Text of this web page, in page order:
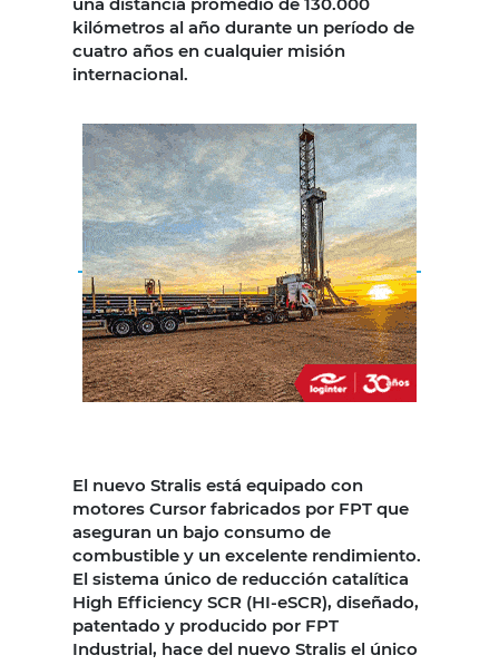
kilómetros al año durante un período de
cuatro años en cualquier misión
internacional.
El nuevo Stralis está equipado con
motores Cursor fabricados por FPT que
aseguran un bajo consumo de
combustible y un excelente rendimiento.
El sistema único de reducción catalítica
High Efficiency SCR (HI-eSCR), diseñado,
patentado y producido por FPT
Industrial, hace del nuevo Stralis el único